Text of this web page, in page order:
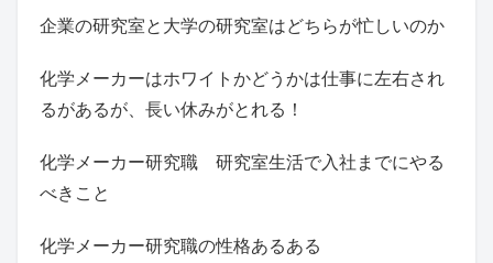
企業の研究室と大学の研究室はどちらが忙しいのか
化学メーカーはホワイトかどうかは仕事に左右され
るがあるが、長い休みがとれる！
化学メーカー研究職 研究室生活で入社までにやる
べきこと
化学メーカー研究職の性格あるある